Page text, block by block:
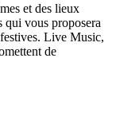
et des lieux
qui vous proposera
Live Music,
de